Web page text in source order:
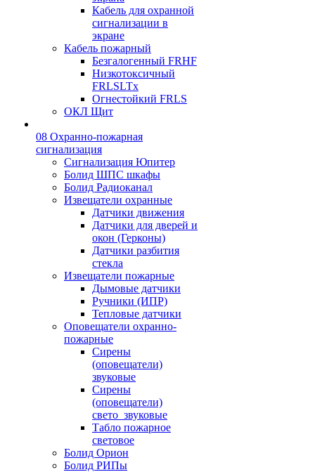
Кабель для охранной
сигнализации в
экране
Кабель пожарный
Безгалогенный FRHF
Низкотоксичный
FRLSLTx
Огнестойкий FRLS
ОКЛ Щит
08 Охранно-пожарная
сигнализация
Сигнализация Юпитер
Болид ШПС шкафы
Болид Радиоканал
Извещатели охранные
Датчики движения
Датчики для дверей и
окон (Герконы)
Датчики разбития
стекла
Извещатели пожарные
Дымовые датчики
Ручники (ИПР)
Тепловые датчики
Оповещатели охранно-
пожарные
Сирены
(оповещатели)
звуковые
Сирены
(оповещатели)
свето_звуковые
Табло пожарное
световое
Болид Орион
Болид РИПы